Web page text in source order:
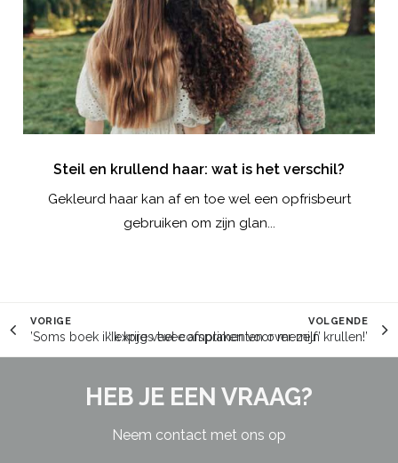
Steil en krullend haar: wat is het verschil?
Gekleurd haar kan af en toe wel een opfrisbeurt
gebruiken om zijn glan...
VORIGE
’Soms boek ik expres twee afspraken voor mezelf’
VOLGENDE
‘Ik krijg veel complimenten over mijn krullen!’
HEB JE EEN VRAAG?
Neem contact met ons op